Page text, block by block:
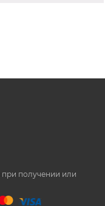
при получении или